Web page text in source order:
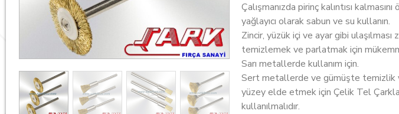
Çalışmanızda pirinç kalıntısı
yağlayıcı olarak sabun ve su kullanın.
Zincir, yüzük içi ve ayar gibi ulaşılması
temizlemek ve parlatmak için
Sarı metallerde kullanım için.
Sert metallerde ve gümüşte temizlik
yüzey elde etmek için Çelik Tel
kullanılmalıdır.